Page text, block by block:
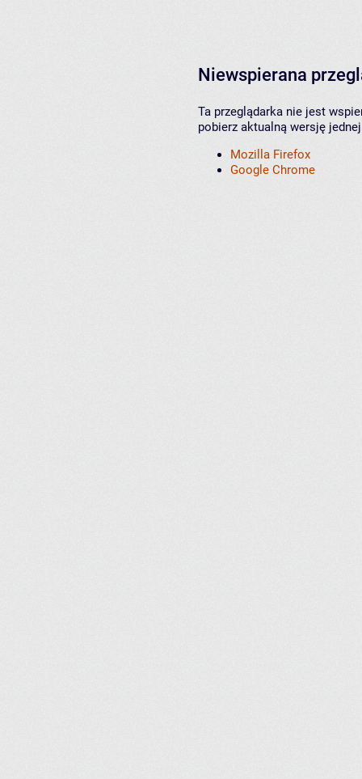
Niewspierana
Ta przeglądarka nie jest
pobierz aktualną wersję
Mozilla Firefox
Google Chrome